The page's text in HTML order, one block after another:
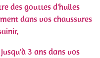
des gouttes d'huiles
dans vos chaussures
3 ans dans vos